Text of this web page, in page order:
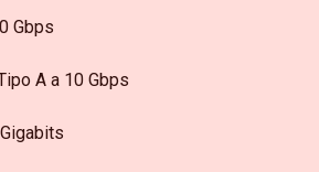
Gbps
A a 10 Gbps